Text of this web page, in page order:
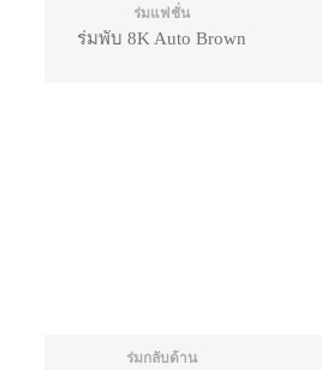
ร่มแฟชั่น
ร่มพับ 8K Auto Brown
ร่มกลับด้าน